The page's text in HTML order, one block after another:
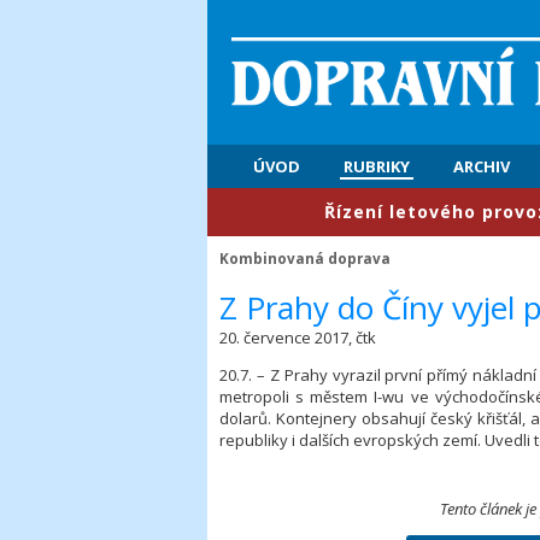
ÚVOD RUBRIKY ARCHIV
​Řízení letového provozu:
Kombinovaná doprava
​Z Prahy do Číny vyjel
20. července 2017, čtk
20.7. – Z Prahy vyrazil první přímý
metropoli s městem I-wu ve
dolarů. Kontejnery obsahují český křišťál,
republiky i dalších evropských zemí. Uvedli
Tento článek